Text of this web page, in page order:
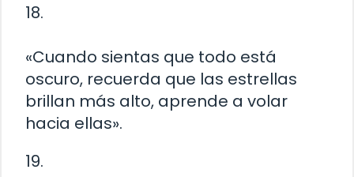
18.
«Cuando sientas que todo está
oscuro, recuerda que las estrellas
brillan más alto, aprende a volar
hacia ellas».
19.